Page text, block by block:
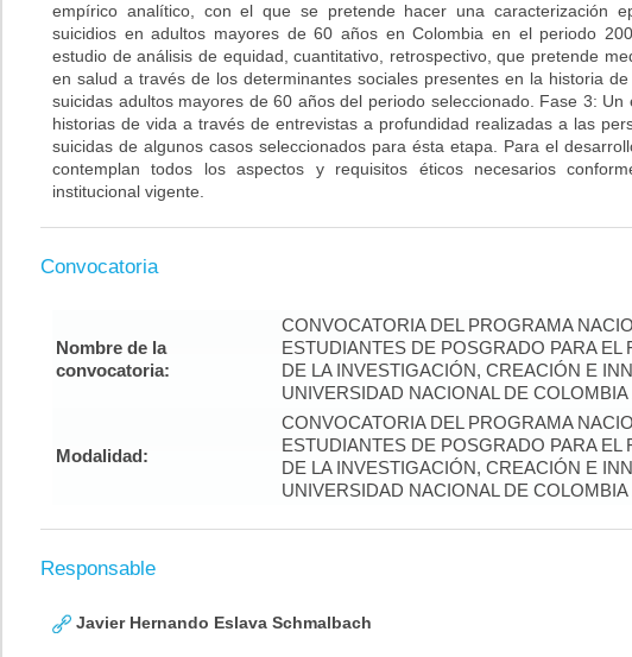
empírico analítico, con el que se pretende hacer una caracterización
suicidios en adultos mayores de 60 años en Colombia en el periodo
estudio de análisis de equidad, cuantitativo, retrospectivo, que pretende
en salud a través de los determinantes sociales presentes en la historia
suicidas adultos mayores de 60 años del periodo seleccionado. Fase 3: Un
historias de vida a través de entrevistas a profundidad realizadas a las
suicidas de algunos casos seleccionados para ésta etapa. Para el
contemplan todos los aspectos y requisitos éticos necesarios
institucional vigente.
Convocatoria
Nombre de la
convocatoria:
CONVOCATORIA DEL PROGRAMA
ESTUDIANTES DE POSGRADO PARA EL
DE LA INVESTIGACIÓN, CREACIÓN E
UNIVERSIDAD NACIONAL DE COLOMBIA
Modalidad:
CONVOCATORIA DEL PROGRAMA
ESTUDIANTES DE POSGRADO PARA EL
DE LA INVESTIGACIÓN, CREACIÓN E
UNIVERSIDAD NACIONAL DE COLOMBIA
Responsable
Javier Hernando Eslava Schmalbach